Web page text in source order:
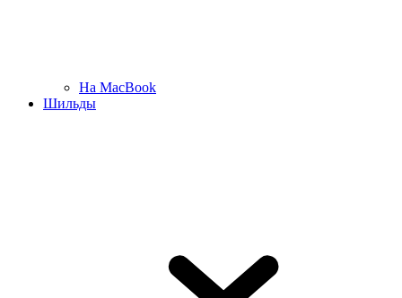
На MacBook
Шильды